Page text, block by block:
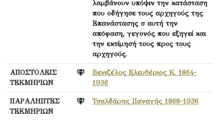
λαμβάνουν υπόψιν την κατάσταση
που οδήγησε τους αρχηγούς της
Επανάστασης σ αυτή την
απόφαση, γεγονός που εξηγεί και
την εκτίμησή τους προς τους
αρχηγούς.
ΑΠΟΣΤΟΛΕΙΣ
ΤΕΚΜΗΡΙΩΝ
Βενιζέλος Ελευθέριος Κ. 1864-
1936
ΠΑΡΑΛΗΠΤΕΣ
ΤΕΚΜΗΡΙΩΝ
Τσαλδάρης Παναγής 1868-1936